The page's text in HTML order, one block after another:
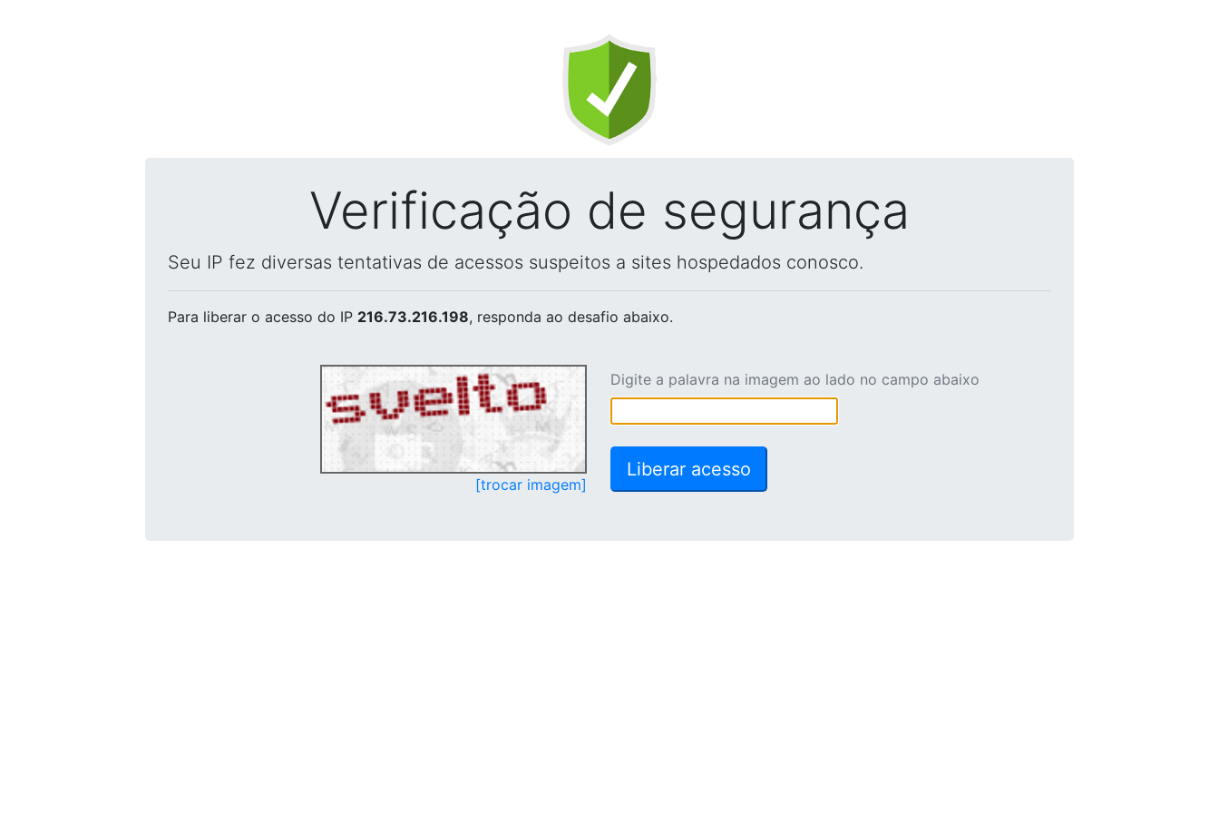
Verificação de segurança
Seu IP fez diversas tentativas de acessos suspeitos a sites hospedados conosco.
Para liberar o acesso do IP 216.73.216.198, responda ao desafio abaixo.
[trocar imagem]
Digite a palavra na imagem ao lado no campo abaixo